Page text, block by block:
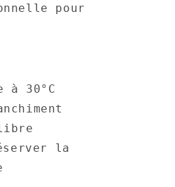
pour
à 30°C
la